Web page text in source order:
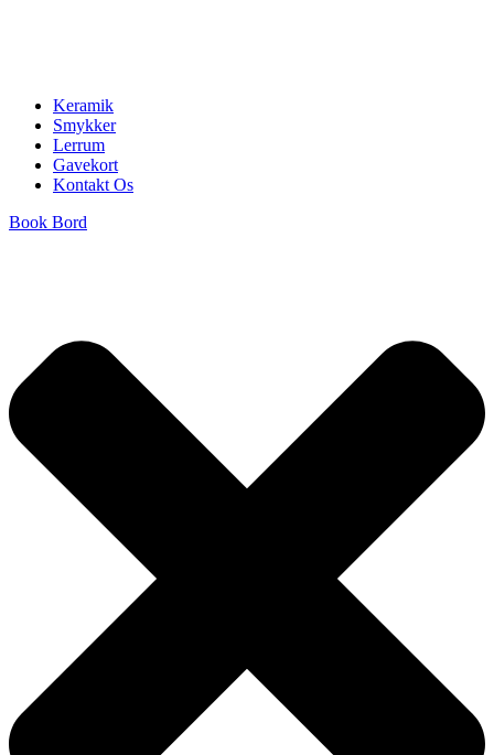
Keramik
Smykker
Lerrum
Gavekort
Kontakt Os
Book Bord